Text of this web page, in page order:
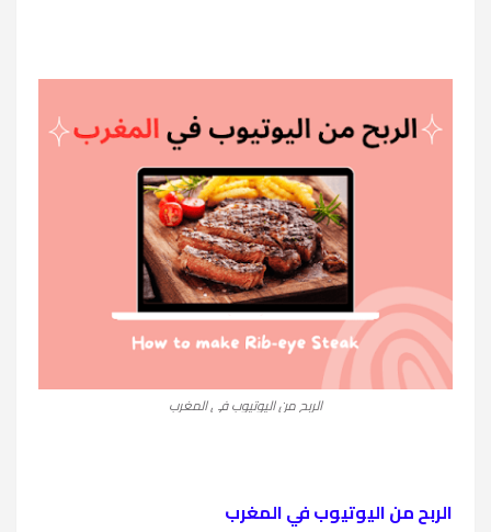
الربح من اليوتيوب في المغرب
الربح من اليوتيوب في المغرب